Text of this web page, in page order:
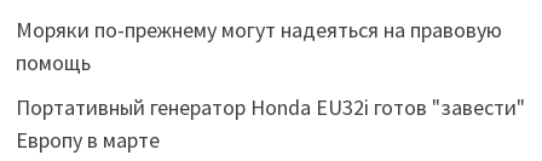
Моряки по-прежнему могут надеяться на правовую
помощь
Портативный генератор Honda EU32i готов "завести"
Европу в марте